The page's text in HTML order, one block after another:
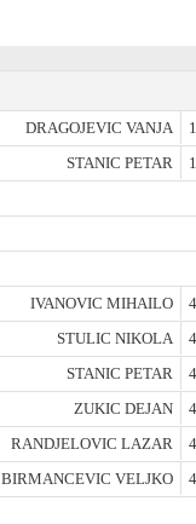
DRAGOJEVIC VANJA
STANIC PETAR
IVANOVIC MIHAILO
STULIC NIKOLA
STANIC PETAR
ZUKIC DEJAN
RANDJELOVIC LAZAR
BIRMANCEVIC VELJKO